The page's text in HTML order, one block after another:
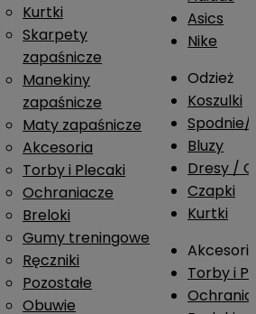
Kurtki
Skarpety
zapaśnicze
Manekiny
zapaśnicze
Maty zapaśnicze
Akcesoria
Torby i Plecaki
Ochraniacze
Breloki
Gumy treningowe
Ręczniki
Pozostałe
Obuwie
Asics
Nike
Odzież
Koszulki
Spodnie/
Bluzy
Dresy /
Czapki
Kurtki
Torby i